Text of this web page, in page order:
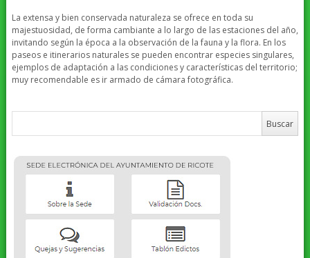
La extensa y bien conservada naturaleza se ofrece en toda su
majestuosidad, de forma cambiante a lo largo de las estaciones del año,
invitando según la época a la observación de la fauna y la flora. En los
paseos e itinerarios naturales se pueden encontrar especies singulares,
ejemplos de adaptación a las condiciones y características del territorio;
muy recomendable es ir armado de cámara fotográfica.